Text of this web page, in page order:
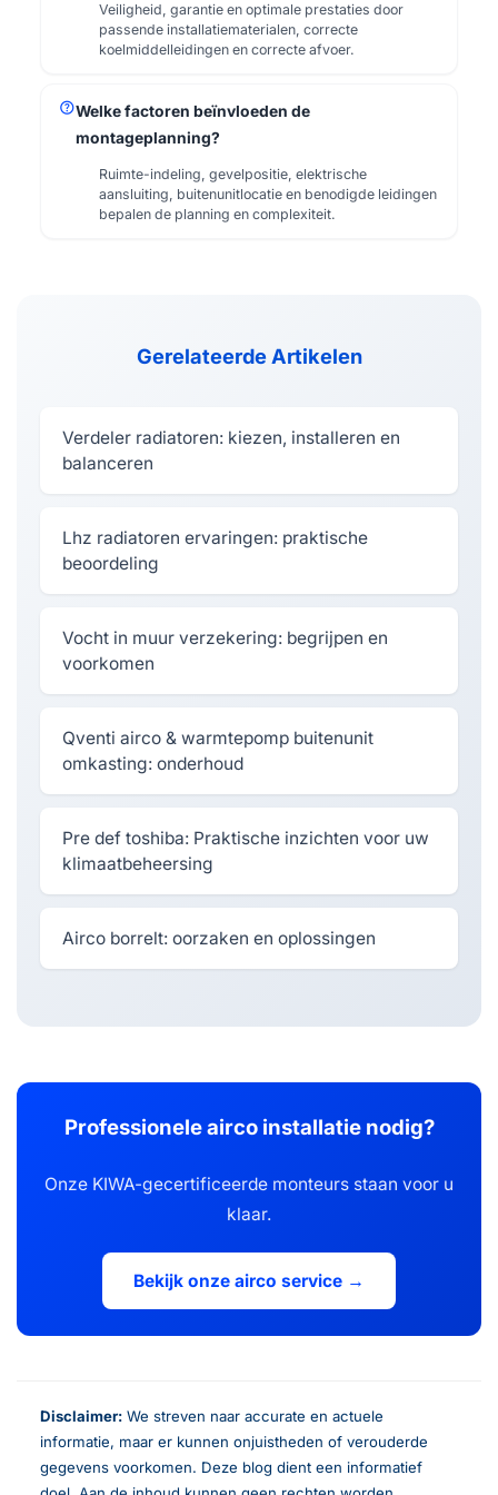
Veiligheid, garantie en optimale prestaties door
passende installatiematerialen, correcte
koelmiddelleidingen en correcte afvoer.
helpWelke factoren beïnvloeden de
montageplanning?
Ruimte-indeling, gevelpositie, elektrische
aansluiting, buitenunitlocatie en benodigde leidingen
bepalen de planning en complexiteit.
Gerelateerde Artikelen
Verdeler radiatoren: kiezen, installeren en
balanceren
Lhz radiatoren ervaringen: praktische
beoordeling
Vocht in muur verzekering: begrijpen en
voorkomen
Qventi airco & warmtepomp buitenunit
omkasting: onderhoud
Pre def toshiba: Praktische inzichten voor uw
klimaatbeheersing
Airco borrelt: oorzaken en oplossingen
Professionele airco installatie nodig?
Onze KIWA-gecertificeerde monteurs staan voor u
klaar.
Bekijk onze airco service →
Disclaimer: We streven naar accurate en actuele
informatie, maar er kunnen onjuistheden of verouderde
gegevens voorkomen. Deze blog dient een informatief